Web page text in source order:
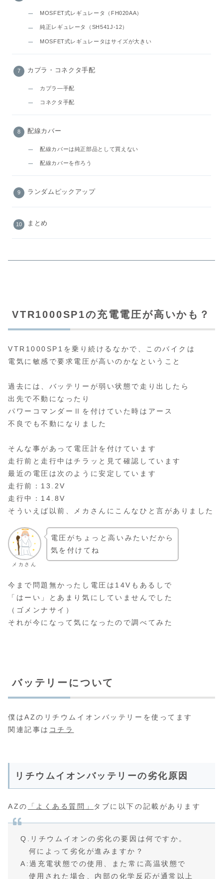
MOSFET式レギュレータ（FH020AA）
純正レギュレータ（SH541J-12）
MOSFET式レギュレータはサイズが大きい
カプラ・コネクタ手配
カプラ―手配
コネクタ手配
配線カバー
配線カバーは純正部品として買えない
配線カバーを作ろう
ランダムピックアップ
まとめ
VTR1000SP1の充電電圧が高いかも？
VTR1000SP1を乗り続けるなかで、このバイクは
電気に敏感で要求電圧が高いのかなということ
過去には、バッテリーが弱い状態で走り出したら
出先で不動になったり
パワーコマンダーⅡを付けていた時はアース
不良でも不動になりました
そんな事があって電圧計を付けています
走行前と走行中はチラッと見て確認しています
最近の電圧は次のように安定しています
走行前：13.2V
走行中：14.8V
そういえば以前、メカさんにこんなひと言がありました
メカさん
電圧がちょっと高いみたいだから
気を付けてね
今まで問題無かったし電圧は14Vもあるしで
「はーい」とあまり気にしていませんでした
（ゴメンナサイ）
それが今になって気になったので調べてみた
バッテリーについて
僕はAZのリチウムイオンバッテリーを使ってます
関連記事は コチラ
リチウムイオンバッテリーの劣化原因
AZの 「よくある質問」 タブに以下の記載があります
Q.リチウムイオンの劣化の要因は何ですか。
何によって劣化が進みますか？
A:過充電状態での使用、また常に高温状態で
使用された場合、内部の化学反応が通常以上